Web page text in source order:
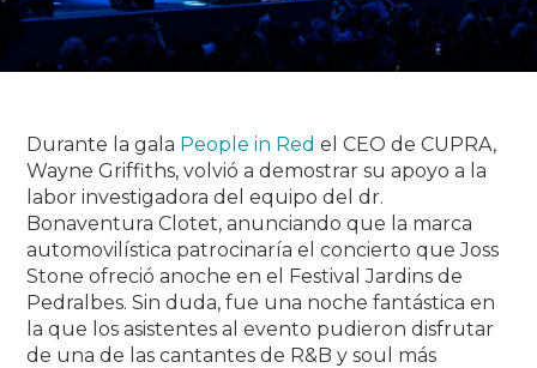
Durante la gala People in Red el CEO de CUPRA,
Wayne Griffiths, volvió a demostrar su apoyo a la
labor investigadora del equipo del dr.
Bonaventura Clotet, anunciando que la marca
automovilística patrocinaría el concierto que Joss
Stone ofreció anoche en el Festival Jardins de
Pedralbes. Sin duda, fue una noche fantástica en
la que los asistentes al evento pudieron disfrutar
de una de las cantantes de R&B y soul más